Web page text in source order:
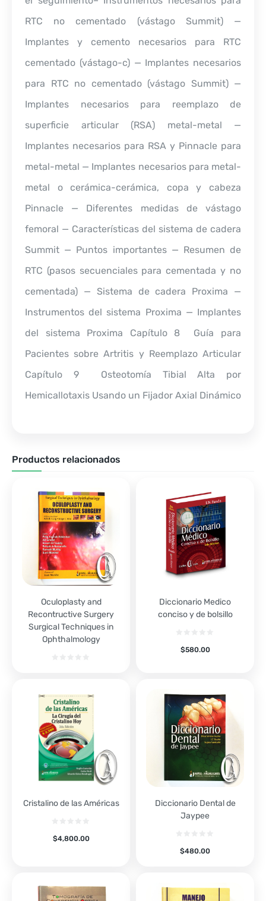
RTC no cementado (vástago Summit) —
Implantes y cemento necesarios para RTC
cementado (vástago-c) — Implantes necesarios
para RTC no cementado (vástago Summit) —
Implantes necesarios para reemplazo de
superficie articular (RSA) metal-metal —
Implantes necesarios para RSA y Pinnacle para
metal-metal — Implantes necesarios para metal-
metal o cerámica-cerámica, copa y cabeza
Pinnacle — Diferentes medidas de vástago
femoral — Características del sistema de cadera
Summit — Puntos importantes — Resumen de
RTC (pasos secuenciales para cementada y no
cementada) — Sistema de cadera Proxima —
Instrumentos del sistema Proxima — Implantes
del sistema Proxima Capítulo 8  Guía para
Pacientes sobre Artritis y Reemplazo Articular
Capítulo 9  Osteotomía Tibial Alta por
Hemicallotaxis Usando un Fijador Axial Dinámico
Productos relacionados
Oculoplasty and
Recontructive Surgery
Surgical Techniques in
Ophthalmology
Diccionario Medico
conciso y de bolsillo
$580.00
Cristalino de las Américas
$4,800.00
Diccionario Dental de
Jaypee
$480.00